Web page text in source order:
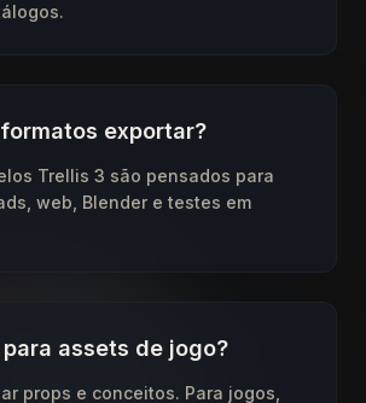
exportar?
Trellis 3 são pensados para
web, Blender e testes em
para assets de jogo?
props e conceitos. Para jogos,